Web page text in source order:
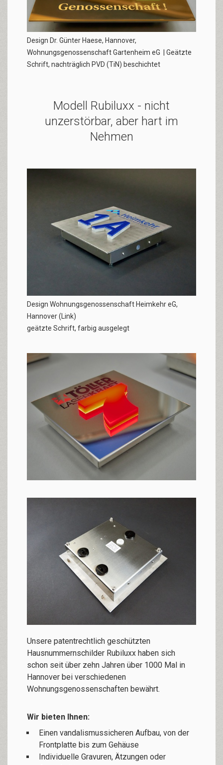
Design Dr. Günter Haese, Hannover,
Wohnungsgenossenschaft Gartenheim eG | Geätzte
Schrift, nachträglich PVD (TiN) beschichtet
Modell Rubiluxx - nicht
unzerstörbar, aber hart im
Nehmen
​Design Wohnungsgenossenschaft Heimkehr eG,
Hannover ( Link)
geätzte Schrift, farbig ausgelegt
Unsere patentrechtlich geschützten
Hausnummernschilder Rubiluxx haben sich
schon seit über zehn Jahren über 1000 Mal in
Hannover bei verschiedenen
Wohnungsgenossenschaften bewährt.
Wir bieten Ihnen:
Einen vandalismussicheren Aufbau, von der
Frontplatte bis zum Gehäuse
Individuelle Gravuren, Ätzungen oder